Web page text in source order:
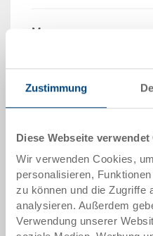
Zustimmung
Diese Webseite verwendet
Wir verwenden Cookies,
personalisieren,
zu können und die Zugriffe
analysieren. Außerdem
Verwendung unserer
Menge
In den Warenkorb
Mengenstaffel
ab 10 Stück
ab 50 Stück
ab 100 Stück